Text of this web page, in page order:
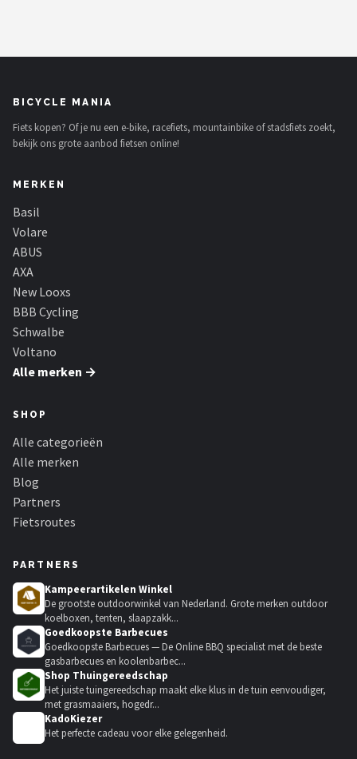
BICYCLE MANIA
Fiets kopen? Of je nu een e-bike, racefiets, mountainbike of stadsfiets zoekt,
bekijk ons grote aanbod fietsen online!
MERKEN
Basil
Volare
ABUS
AXA
New Looxs
BBB Cycling
Schwalbe
Voltano
Alle merken →
SHOP
Alle categorieën
Alle merken
Blog
Partners
Fietsroutes
PARTNERS
Kampeerartikelen Winkel
De grootste outdoorwinkel van Nederland. Grote merken outdoor
koelboxen, tenten, slaapzakk...
Goedkoopste Barbecues
Goedkoopste Barbecues — De Online BBQ specialist met de beste
gasbarbecues en koolenbarbec...
Shop Thuingereedschap
Het juiste tuingereedschap maakt elke klus in de tuin eenvoudiger,
met grasmaaiers, hogedr...
KadoKiezer
Het perfecte cadeau voor elke gelegenheid.